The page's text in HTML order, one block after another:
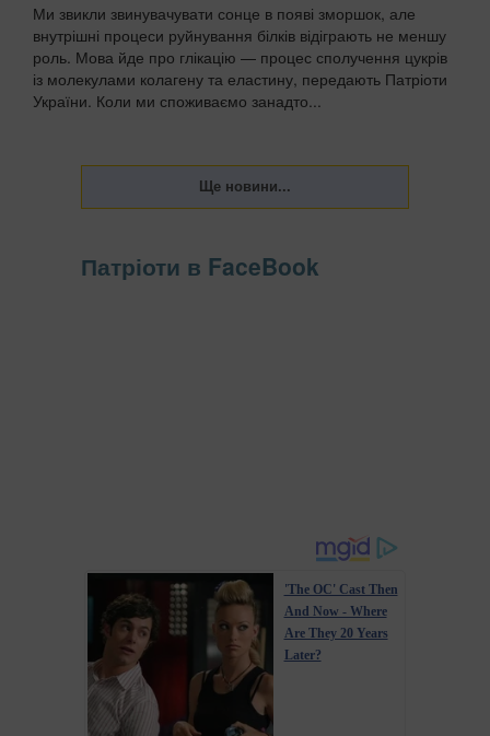
Ми звикли звинувачувати сонце в появі зморшок, але
внутрішні процеси руйнування білків відіграють не меншу
роль. Мова йде про глікацію — процес сполучення цукрів
із молекулами колагену та еластину, передають Патріоти
України. Коли ми споживаємо занадто...
Патріоти в FaceBook
'The OC' Cast Then
And Now - Where
Are They 20 Years
Later?